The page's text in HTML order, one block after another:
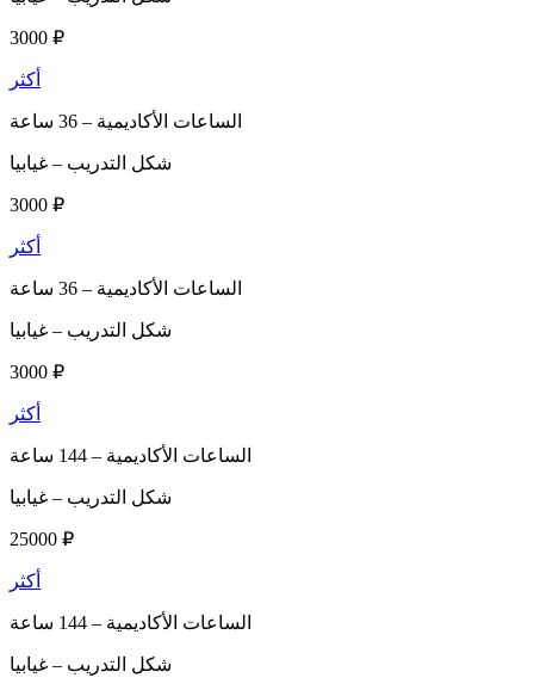
3000 ₽
أكثر
الساعات الأكاديمية –
شكل التدريب – غيابيا
3000 ₽
أكثر
الساعات الأكاديمية –
شكل التدريب – غيابيا
3000 ₽
أكثر
الساعات الأكاديمية –
شكل التدريب – غيابيا
25000 ₽
أكثر
الساعات الأكاديمية –
شكل التدريب – غيابيا